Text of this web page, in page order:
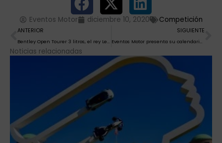
Eventos Motor diciembre 10, 2020 Competición
Ant
ANTERIOR
Bentley Open Tourer 3 litros, el rey Le Mans de finales de los años 20 vuelve a la carretera
SIGUIENTE
Eventos Motor presenta su calendario 2021 de salones de vehículos clásicos
Noticias relacionadas